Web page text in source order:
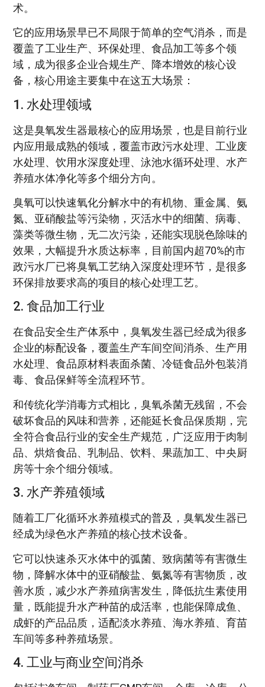
术。
它的应用场景早已不局限于简单的空气消杀，而是
覆盖了工业生产、环保处理、食品加工等多个领
域，成为很多企业合规生产、降本增效的核心设
备，核心用途主要集中在这五大场景：
1. 水处理领域
这是臭氧发生器最核心的应用场景，也是目前行业
内应用最成熟的领域，覆盖市政污水处理、工业废
水处理、饮用水深度处理、泳池水循环处理、水产
养殖水体净化等多个细分方向。
臭氧可以快速氧化分解水中的有机物、重金属、氨
氮、亚硝酸盐等污染物，灭活水中的细菌、病毒、
藻类等微生物，无二次污染，还能实现脱色除味的
效果，大幅提升水质达标率，目前国内超70%的市
政污水厂已将臭氧工艺纳入深度处理环节，是很多
环保排放要求高的项目的核心处理工艺。
2. 食品加工行业
在食品安全生产体系中，臭氧发生器已经成为很多
企业的标配设备，覆盖生产车间空间消杀、生产用
水处理、食品原材料表面杀菌、冷链食品外包装消
毒、食品保鲜等全流程环节。
和传统化学消毒方式相比，臭氧杀菌无残留，不会
破坏食品的风味和营养，还能延长食品保质期，完
全符合食品行业的安全生产规范，广泛应用于肉制
品、烘焙食品、乳制品、饮料、果蔬加工、中央厨
房等十余个细分领域。
3. 水产养殖领域
随着工厂化循环水养殖模式的普及，臭氧发生器已
经成为绿色水产养殖的核心技术设备。
它可以快速杀灭水体中的弧菌、致病菌等有害微生
物，降解水体中的亚硝酸盐、氨氮等有害物质，改
善水质，减少水产养殖病害发生，降低抗生素使用
量，既能提升水产种苗的成活率，也能保障成鱼、
成虾的产品品质，适配淡水养殖、海水养殖、育苗
车间等多种养殖场景。
4. 工业与商业空间消杀